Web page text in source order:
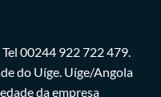
00244 922 722 479.
do Uíge. Uíge/Angola
da empresa